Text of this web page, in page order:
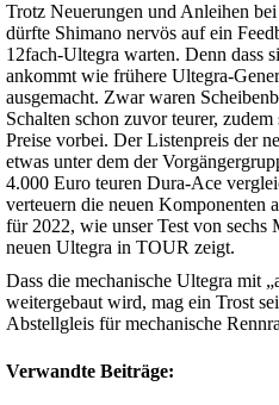
Trotz Neuerungen und Anleihen
dürfte Shimano nervös auf ein
12fach-Ultegra warten. Denn dass
ankommt wie frühere Ultegra-­
ausgemacht. Zwar waren
Schalten schon zuvor teurer,
Preise vorbei. Der Listenpreis der
etwas unter dem der
4.000 Euro teuren Dura-Ace
verteuern die neuen Komponenten
für 2022, wie unser Test von sechs
neuen Ultegra in TOUR zeigt.
Dass die mechanische Ultegra mit
weitergebaut wird, mag ein Trost
Abstellgleis für mechanische
Verwandte Beiträge: